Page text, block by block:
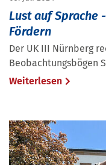
Lust auf Sprache
Fördern
Der UK III Nürnberg
Beobachtungsbögen
Weiterlesen